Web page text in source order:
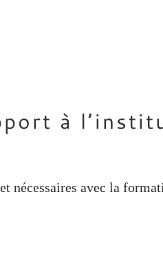
à
nécessaires avec la